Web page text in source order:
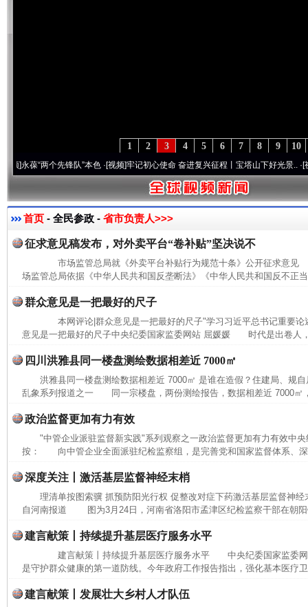
10
9
8
7
6
5
4
3
2
1
葆“两个先锋队”本色·[视频]牢记初心使命 奋进复兴征程丨宝塔山下好光景..·[视频]因
首页 - 全民参政 - 省市负责人>>>
征求意见稿发布，对外卖平台“卷补贴”坚决说不
市场监管总局就《外卖平台补贴行为规范十条》公开征求意
场监管总局依据《中华人民共和国反垄断法》《中华人民共和国反不正
群众意见是一把最好的尺子
本网评论|群众意见是一把最好的尺子"学习习近平总书记重要论
意见是一把最好的尺子中央纪委国家监委网站 屈媛媛 时代是出卷人
四川洪雅县同一楼盘测绘数据相差近 7000㎡
洪雅县同一楼盘测绘数据相差近 7000㎡ 是谁在造假？住建局、规
乱象系列报道之一 同一宗楼盘，两份测绘报告，数据相差近 7000㎡
政治监督更加有力有效
"中管企业派驻监督新实践"系列观察之一政治监督更加有力有效
按： 向中管企业全面派驻纪检监察组，是完善党和国家监督体系、
深度关注丨激活基层监督神经末梢
理清单按图索骥 抓预防阳光行权 促整改对症下药激活基层监督神
自河南报道 图为3月24日，河南省洛阳市孟津区纪检监察干部在朝阳
建言献策丨持续提升基层医疗服务水平
建言献策丨持续提升基层医疗服务水平 中央纪委国家监委
是守护群众健康的第一道防线。今年政府工作报告指出，强化基本医疗
建言献策丨发展壮大乡村人才队伍